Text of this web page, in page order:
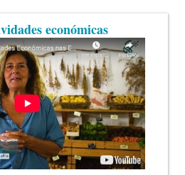
económicas